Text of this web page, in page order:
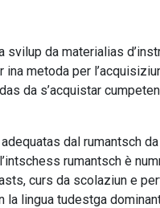
svilup da materialias
metoda per
da s’acquistar
dal rumantsch
rumantsch è
curs da scolaziun e
lingua tudestga